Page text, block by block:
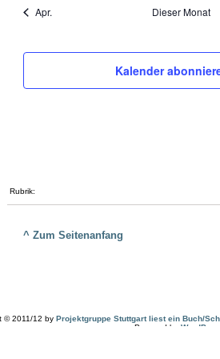
Apr. Dieser Monat
Kalender
Rubrik:
^ Zum Seitenanfang
© 2011/12 by Projektgruppe Stuttgart liest ein Buch/
Powered by WordPress